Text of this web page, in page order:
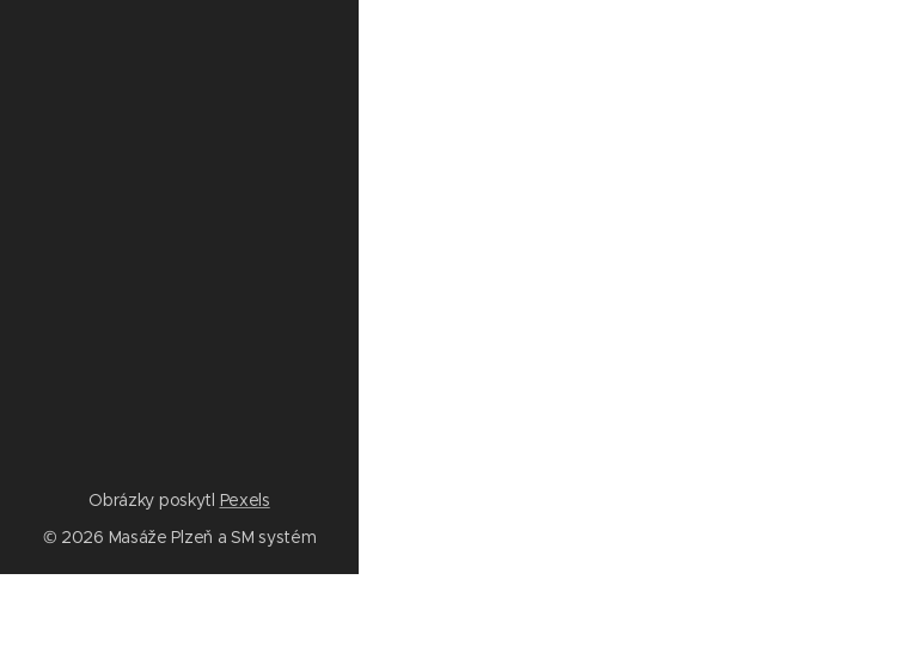
Obrázky poskytl Pexels
© 2026 Masáže Plzeň a SM systém